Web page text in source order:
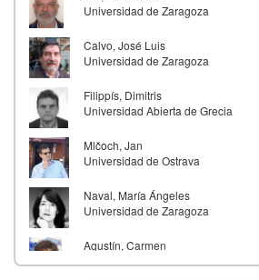
Universidad de Zaragoza
Calvo, José Luis
Universidad de Zaragoza
Filippís, Dimitris
Universidad Abierta de Grecia
Mlčoch, Jan
Universidad de Ostrava
Naval, María Ángeles
Universidad de Zaragoza
Agustín, Carmen